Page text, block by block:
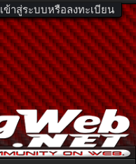
เข้าสู่ระบบหรือลงทะเบียน